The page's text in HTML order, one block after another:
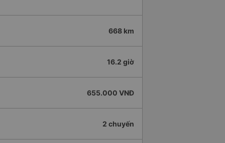
668 km
16.2 giờ
655.000 VNĐ
2 chuyến